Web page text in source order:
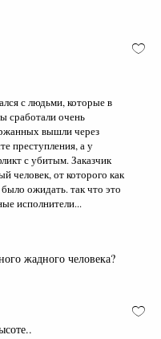
с людьми, которые в
сработали очень
вышли через
преступления, а у
с убитым. Заказчик
человек, от которого как
ожидать. так что это
исполнители...
жадного человека?